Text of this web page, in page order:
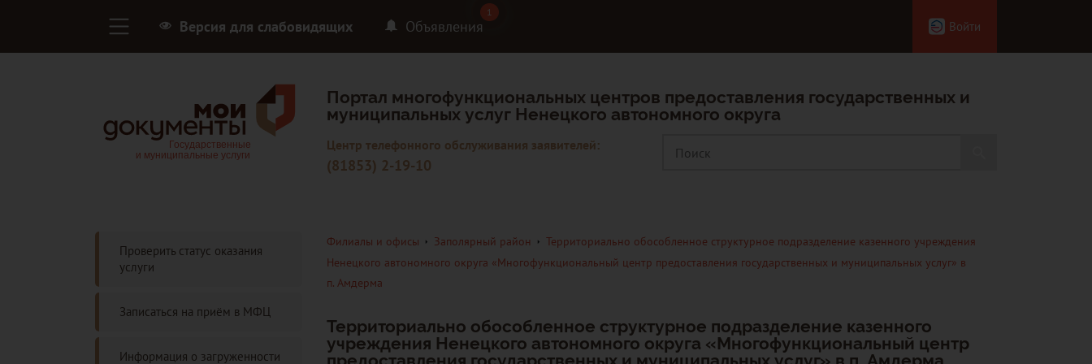
Версия для слабовидящих Объявления
1
1
Войти
Портал многофункциональных центров предоставления государственных и
муниципальных услуг Ненецкого автономного округа
Центр телефонного обслуживания заявителей:
(81853) 2-19-10
Проверить статус оказания
услуги
Записаться на приём в МФЦ
Информация о загруженности
Филиалы и офисы Заполярный район
Территориально обособленное структурное подразделение казенного учреждения
Ненецкого автономного округа «Многофункциональный центр предоставления государственных и муниципальных услуг» в
п. Амдерма
Территориально обособленное структурное подразделение казенного
учреждения Ненецкого автономного округа «Многофункциональный центр